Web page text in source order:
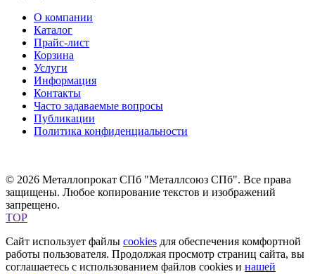
О компании
Каталог
Прайс-лист
Корзина
Услуги
Информация
Контакты
Часто задаваемые вопросы
Публикации
Политика конфиденциальности
© 2026 Металлопрокат СПб "Металлсоюз СПб". Все права
защищены. Любое копирование текстов и изображений
запрещено.
TOP
Сайт использует файлы cookies для обеспечения комфортной
работы пользователя. Продолжая просмотр страниц сайта, вы
соглашаетесь с использованием файлов cookies и нашей